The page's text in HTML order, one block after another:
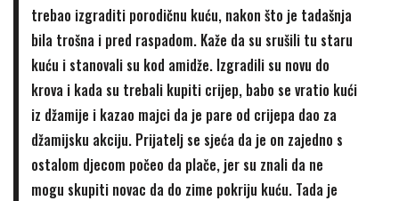
trebao izgraditi porodičnu kuću, nakon što je tadašnja
bila trošna i pred raspadom. Kaže da su srušili tu staru
kuću i stanovali su kod amidže. Izgradili su novu do
krova i kada su trebali kupiti crijep, babo se vratio kući
iz džamije i kazao majci da je pare od crijepa dao za
džamijsku akciju. Prijatelj se sjeća da je on zajedno s
ostalom djecom počeo da plače, jer su znali da ne
mogu skupiti novac da do zime pokriju kuću. Tada je